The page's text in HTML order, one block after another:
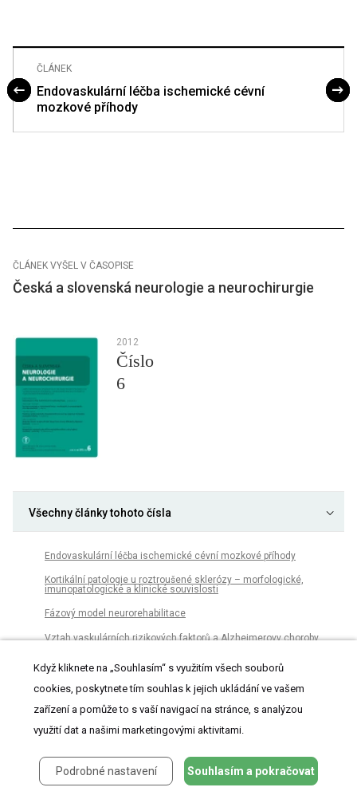
ČLÁNEK
Endovaskulární léčba ischemické cévní
mozkové příhody
ČLÁNEK VYŠEL V ČASOPISE
Česká a slovenská neurologie a neurochirurgie
2012
Číslo
6
Všechny články tohoto čísla
Endovaskulární léčba ischemické cévní mozkové příhody
Kortikální patologie u roztroušené sklerózy – morfologické,
imunopatologické a klinické souvislosti
Fázový model neurorehabilitace
Vztah vaskulárních rizikových faktorů a Alzheimerovy choroby
Epidemie roztroušené sklerózy ve světě?
Laboratorní preparace drah z mediálního pohledu na mozkovou
hemisféru
systémové trombolýze mozkového infarktu
diagnostice diabetické autonomní neuropatie
Molekulárně genetická analýza tkáně plodu rodiny postižené
Když kliknete na „Souhlasím“ s využitím všech souborů
cookies, poskytnete tím souhlas k jejich ukládání ve vašem
zařízení a pomůže to s vaší navigací na stránce, s analýzou
využití dat a našimi marketingovými aktivitami.
Podrobné nastavení Souhlasím a pokračovat